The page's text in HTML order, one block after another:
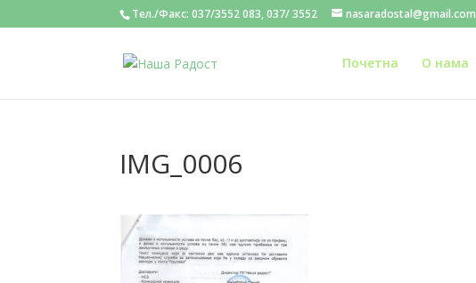
Тел./Факс: 037/3552 083, 037/ 3552 nasaradostal@gmail.com
Почетна О нама
IMG_0006